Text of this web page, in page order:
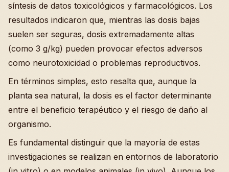
síntesis de datos toxicológicos y farmacológicos. Los
resultados indicaron que, mientras las dosis bajas
suelen ser seguras, dosis extremadamente altas
(como 3 g/kg) pueden provocar efectos adversos
como neurotoxicidad o problemas reproductivos.
En términos simples, esto resalta que, aunque la
planta sea natural, la dosis es el factor determinante
entre el beneficio terapéutico y el riesgo de daño al
organismo.
Es fundamental distinguir que la mayoría de estas
investigaciones se realizan en entornos de laboratorio